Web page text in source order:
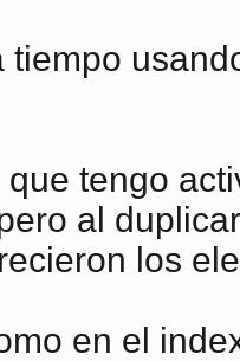
tiempo
que tengo
al
los
en el